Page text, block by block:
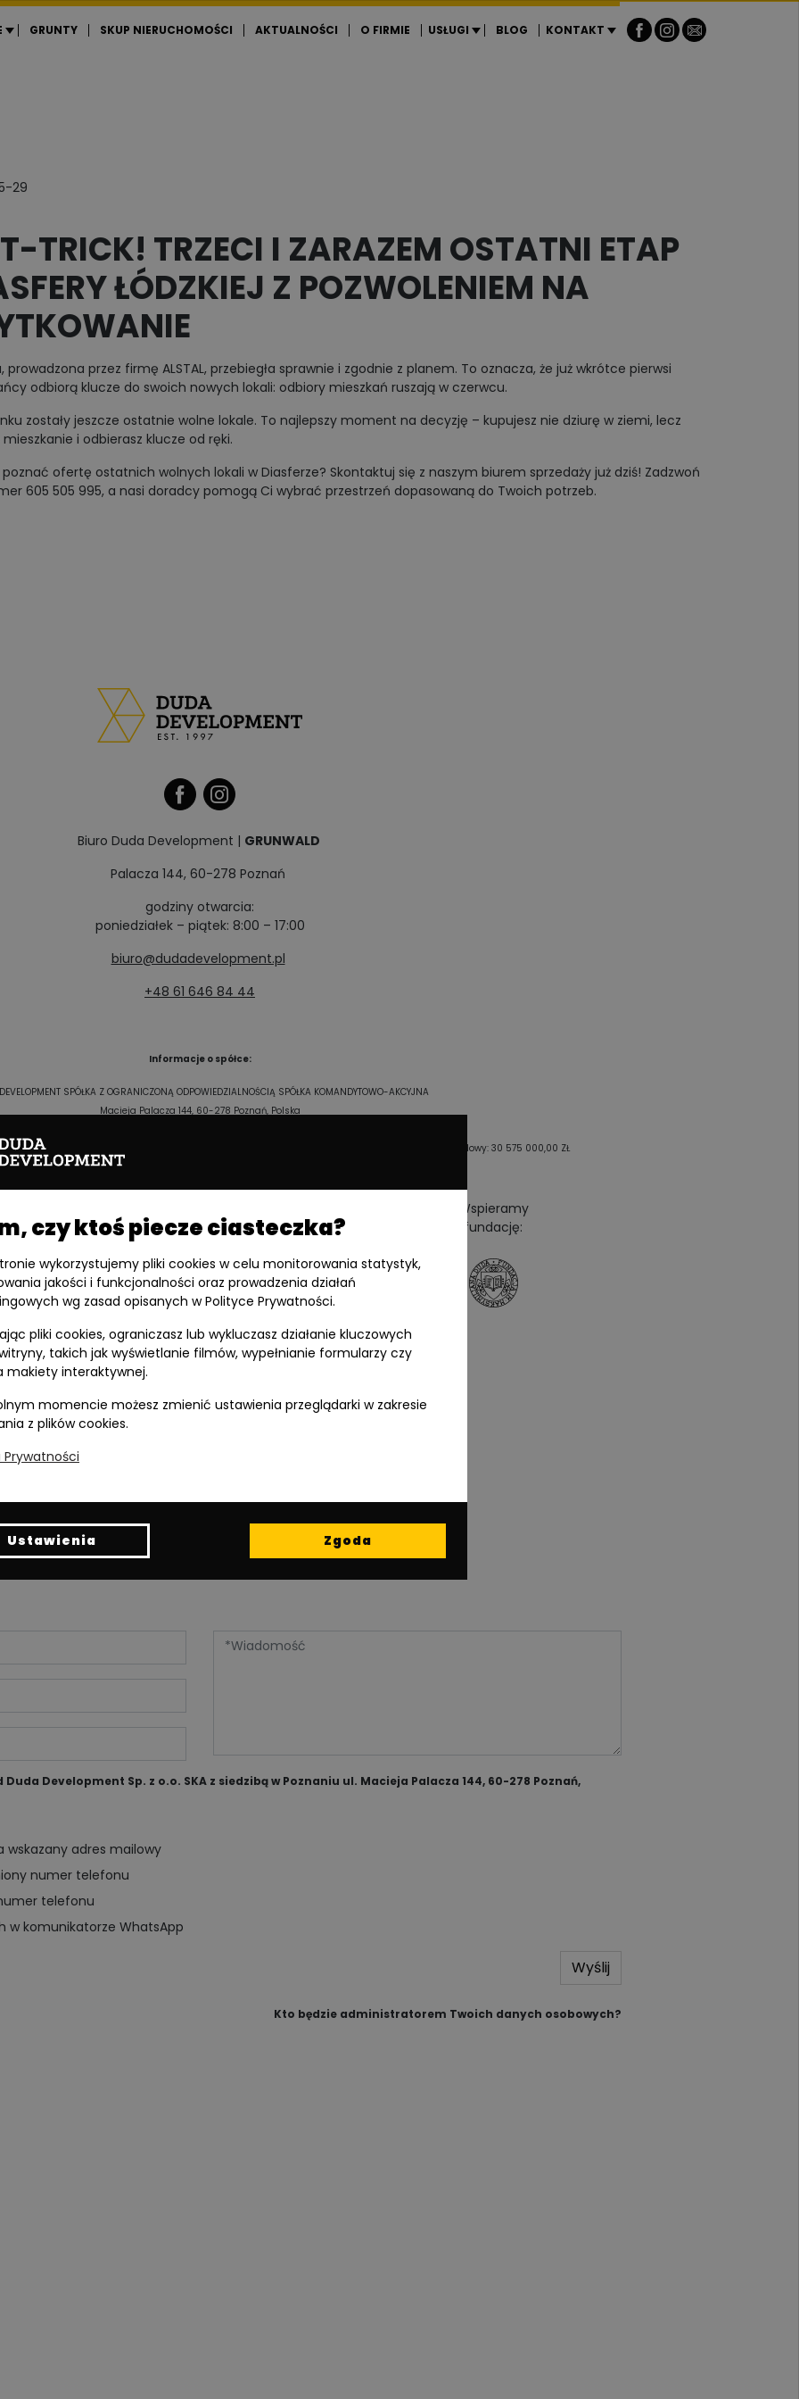
czy ktoś piecze ciasteczka?
wykorzystujemy pliki cookies w celu monitorowania statystyk,
jakości i funkcjonalności oraz prowadzenia działań
wg zasad opisanych w Polityce Prywatności.
pliki cookies, ograniczasz lub wykluczasz działanie kluczowych
takich jak wyświetlanie filmów, wypełnianie formularzy czy
makiety interaktywnej.
momencie możesz zmienić ustawienia przeglądarki w zakresie
z plików cookies.
Prywatności
Ustawienia Zgoda
GRUNTY SKUP NIERUCHOMOŚCI AKTUALNOŚCI O FIRMIE USŁUGI BLOG KONTAKT
29
TRICK! TRZECI I ZARAZEM OSTATNI ETAP
ŁÓDZKIEJ Z POZWOLENIEM NA
prowadzona przez firmę ALSTAL, przebiegła sprawnie i zgodnie z planem. To oznacza, że już wkrótce pierwsi
odbiorą klucze do swoich nowych lokali: odbiory mieszkań ruszają w czerwcu.
zostały jeszcze ostatnie wolne lokale. To najlepszy moment na decyzję – kupujesz nie dziurę w ziemi, lecz
i odbierasz klucze od ręki.
ofertę ostatnich wolnych lokali w Diasferze? Skontaktuj się z naszym biurem sprzedaży już dziś! Zadzwoń
605 505 995, a nasi doradcy pomogą Ci wybrać przestrzeń dopasowaną do Twoich potrzeb.
Biuro Duda Development | GRUNWALD
Palacza 144, 60-278 Poznań
godziny otwarcia:
poniedziałek – piątek: 8:00 – 17:00
biuro@dudadevelopment.pl
+48 61 646 84 44
Informacje o spółce:
SPÓŁKA Z OGRANICZONĄ ODPOWIEDZIALNOŚCIĄ SPÓŁKA KOMANDYTOWO-AKCYJNA
Macieja Palacza 144, 60-278 Poznań, Polska
I WILDA W POZNANIU, VIII WYDZIAŁ GOSPODARCZY KRAJOWEGO REJESTRU SADOWEGO, Kapitał zakładowy: 30 575 000,00 ZŁ
członkiem:
Wspieramy
fundację:
Wspieramy
Development Sp. z o.o. SKA z siedzibą w Poznaniu ul. Macieja Palacza 144, 60-278 Poznań,
adres mailowy
numer telefonu
telefonu
komunikatorze WhatsApp
Wyślij
Kto będzie administratorem Twoich danych osobowych?